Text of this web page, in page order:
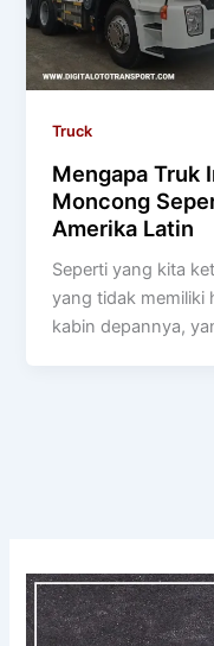
Truck
Mengapa Truk
Moncong
Amerika Latin
Seperti yang kita
yang tidak memiliki
kabin depannya,